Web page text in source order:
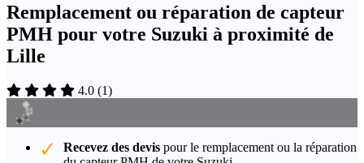
Remplacement ou réparation de capteur
PMH pour votre Suzuki à proximité de
Lille
4.0 (1)
Recevez des devis pour le remplacement ou la réparation